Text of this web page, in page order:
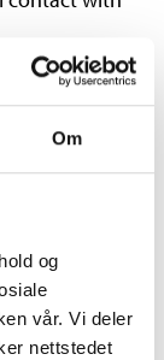
Om
og
vår. Vi deler
nettstedet